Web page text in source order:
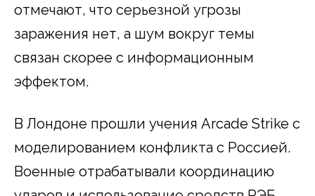
отмечают, что серьезной угрозы
заражения нет, а шум вокруг темы
связан скорее с информационным
эффектом.
В Лондоне прошли учения Arcade Strike с
моделированием конфликта с Россией.
Военные отрабатывали координацию